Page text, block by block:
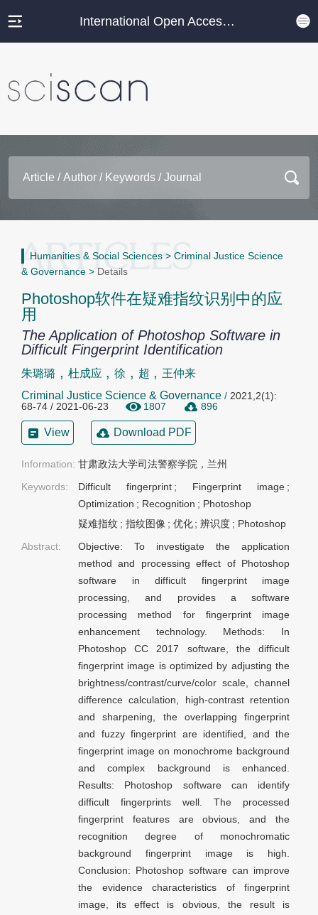
International Open Access Journal Platform
Humanities & Social Sciences > Criminal Justice Science
& Governance > Details
Photoshop软件在疑难指纹识别中的应
用
The Application of Photoshop Software in
Difficult Fingerprint Identification
朱璐璐 , 杜成应 ,徐 , 超 , 王仲来
Criminal Justice Science & Governance / 2021,2(1):
68-74 / 2021-06-23
1807 896
View Download PDF
Information: 甘肃政法大学司法警察学院，兰州
Keywords:
Difficult fingerprint ; Fingerprint image ;
Optimization ; Recognition ; Photoshop
疑难指纹 ; 指纹图像 ; 优化 ;辨识度 ; Photoshop
Abstract:
Objective: To investigate the application
method and processing effect of Photoshop
software in difficult fingerprint image
processing, and provides a software
processing method for fingerprint image
enhancement technology. Methods: In
Photoshop CC 2017 software, the difficult
fingerprint image is optimized by adjusting the
brightness/contrast/curve/color scale, channel
difference calculation, high-contrast retention
and sharpening, the overlapping fingerprint
and fuzzy fingerprint are identified, and the
fingerprint image on monochrome background
and complex background is enhanced.
Results: Photoshop software can identify
difficult fingerprints well. The processed
fingerprint features are obvious, and the
recognition degree of monochromatic
background fingerprint image is high.
Conclusion: Photoshop software can improve
the evidence characteristics of fingerprint
image, its effect is obvious, the result is